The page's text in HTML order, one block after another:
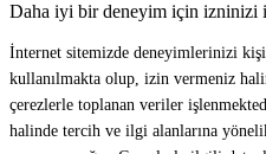
Daha iyi bir deneyim için izninizi
İnternet sitemizde deneyimlerinizi
kullanılmakta olup, izin vermeniz
çerezlerle toplanan veriler
halinde tercih ve ilgi alanlarına